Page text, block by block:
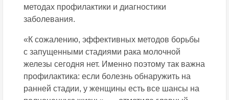
методах профилактики и диагностики
заболевания.
«К сожалению, эффективных методов борьбы
с запущенными стадиями рака молочной
железы сегодня нет. Именно поэтому так важна
профилактика: если болезнь обнаружить на
ранней стадии, у женщины есть все шансы на